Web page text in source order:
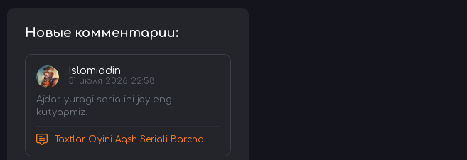
Новые комментарии:
Islomiddin
31 июля 2026 22:58
Ajdar yuragi serialini joyleng
kutyapmiz.
Taxtlar O'yini Aqsh Seriali Barcha Qismlar Uzbek tilida Tarjima Serial HD Skachat